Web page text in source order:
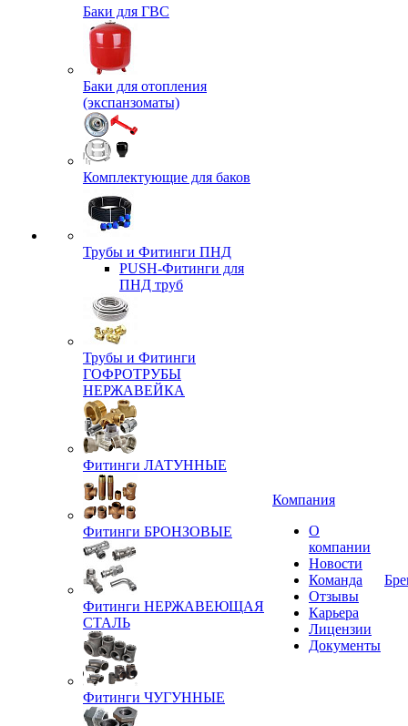
Баки для ГВС
Баки для отопления
(экспанзоматы)
Комплектующие для баков
Трубы и Фитинги ПНД
PUSH-Фитинги для
ПНД труб
Трубы и Фитинги
ГОФРОТРУБЫ
НЕРЖАВЕЙКА
Фитинги ЛАТУННЫЕ
Фитинги БРОНЗОВЫЕ
Фитинги НЕРЖАВЕЮЩАЯ
СТАЛЬ
Фитинги ЧУГУННЫЕ
Компания
О
компании
Новости
Команда
Отзывы
Карьера
Лицензии
Документы